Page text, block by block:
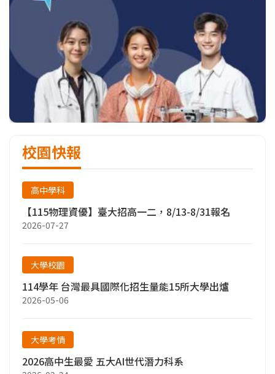
校園快報
高中學科
【115物理資優】臺大招高一二，8/13-8/31報名
2026-07-27
大學校園
114學年 台灣最具國際化招生量能15所大學出爐
2026-05-06
大學考情
2026高中生最愛 五大AI世代潛力科系